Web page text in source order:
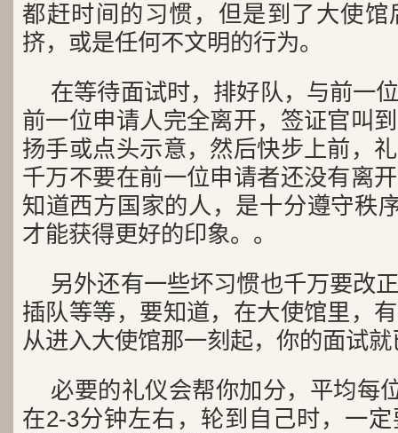
都赶时间的习惯，但是到了大使
挤，或是任何不文明的行为。
在等待面试时，排好队，与前一
前一位申请人完全离开，签证官叫
扬手或点头示意，然后快步上前，
千万不要在前一位申请者还没有离
知道西方国家的人，是十分遵守秩
才能获得更好的印象。。
另外还有一些坏习惯也千万要改
插队等等，要知道，在大使馆里，
从进入大使馆那一刻起，你的面试
必要的礼仪会帮你加分，平均每
在2-3分钟左右，轮到自己时，一